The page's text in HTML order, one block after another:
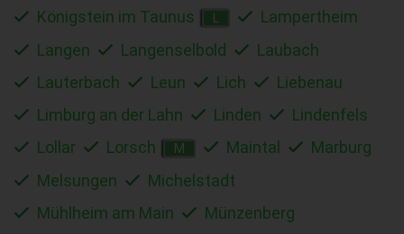
Königstein im Taunus
Lampertheim
Langen
Langenselbold
Laubach
Lauterbach
Leun Lich
Liebenau
Limburg an der Lahn
Linden
Lindenfels
Lollar
Lorsch M Maintal
Marburg
Melsungen
Michelstadt
Mühlheim am Main
Münzenberg